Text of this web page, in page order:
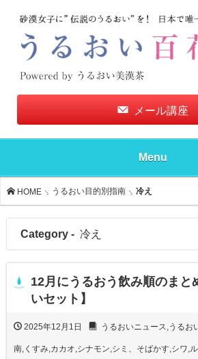
メール講座
Menu
HOME うるおい目的別指南 冷え
Category - 冷え
12月にうるおう飲み順のまと
いセット】
2025年12月1日 うるおいニュース,うるお
南, くすみ,カカオ,シナモン,シミ、そばかす,シワ,